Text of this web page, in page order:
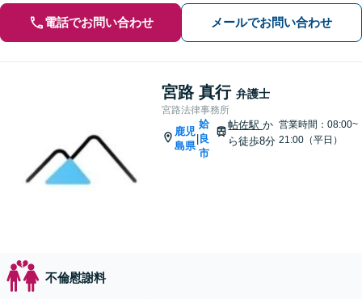
電話でお問い合わせ メールでお問い合わせ
宮路 真行 弁護士
宮路法律事務所
鹿児
島県
姶
良
市
帖佐駅か
ら徒歩8分
営業時間：08:00~
21:00（平日）
不倫慰謝料